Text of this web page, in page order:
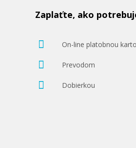
Zaplaťte, ako
On-line platobnou
Prevodom
Dobierkou